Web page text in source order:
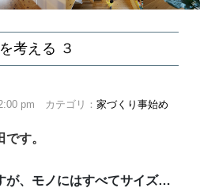
考える ３
pm カテゴリ：家づくり事始め
す。
が、モノにはすべてサイズ…